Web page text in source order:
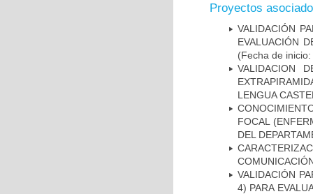
Proyectos
VALIDACIÓN
EVALUACIÓN
(Fecha de
VALIDACION
LENGUA
FOCAL
DEL
VALIDACIÓN
4) PARA